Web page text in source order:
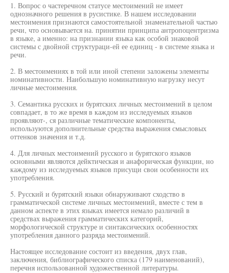
1. Вопрос о частеречном статусе местоимений не имеет
однозначного решения в русистике. В нашем исследовании
местоимения признаются самостоятельной знаменательной частью
речи, что основывается на. принятии принципа антропоцентризма
в языке, а именно: на признании языка как особой знаковой
системы с двойной структураци-ей ее единиц - в системе языка и
речи.
2. В местоимениях в той или иной степени заложены элементы
номинативности. Наибольшую номинативную нагрузку несут
личные местоимения.
3. Семантика русских и бурятских личных местоимений в целом
совпадает, в то же время в каждом из исследуемых языков
проявляют-, ся различные тематические компоненты,
используются дополнительные средства выражения смысловых
оттенков значения и т.д.
4. Для личных местоимений русского и бурятского языков
основными являются дейктическая и анафорическая функции, но
каждому из исследуемых языков присущи свои особенности их
употребления.
5. Русский и бурятский языки обнаруживают сходство в
грамматической системе личных местоимений, вместе с тем в
данном аспекте в этих языках имеется немало различий в
средствах выражения грамматических категорий,
морфологической структуре и синтаксических особенностях
употребления данного разряда местоимений.
Настоящее исследование состоит из введения, двух глав,
заключения, библиографического списка (179 наименований),
перечня использованной художественной литературы.